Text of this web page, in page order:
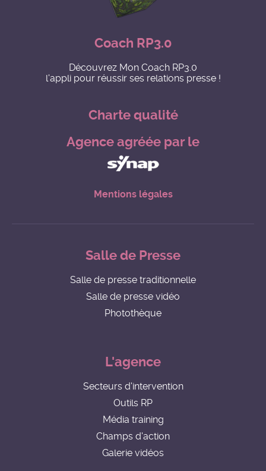
Coach RP3.0
Découvrez Mon Coach RP3.0
l'appli pour réussir ses relations presse !
Charte qualité
Agence agréée par le
Mentions légales
Salle de Presse
Salle de presse traditionnelle
Salle de presse vidéo
Photothèque
L'agence
Secteurs d'intervention
Outils RP
Média training
Champs d'action
Galerie vidéos